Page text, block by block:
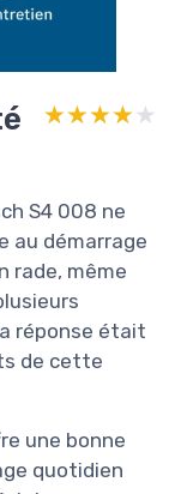
★★★★★
★★★★★
S4 008 ne
au démarrage
rade, même
réponse était
de cette
une bonne
quotidien